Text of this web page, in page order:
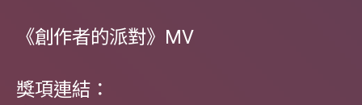
《創作者的派對》MV
獎項連結：